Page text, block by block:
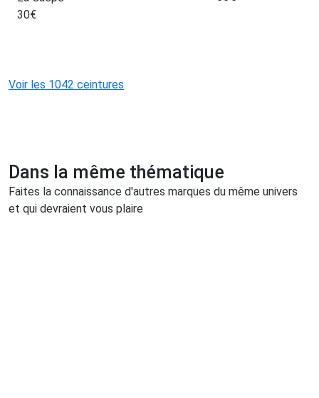
30€
Voir les 1042 ceintures
Dans la même thématique
Faites la connaissance d'autres marques du même univers
et qui devraient vous plaire